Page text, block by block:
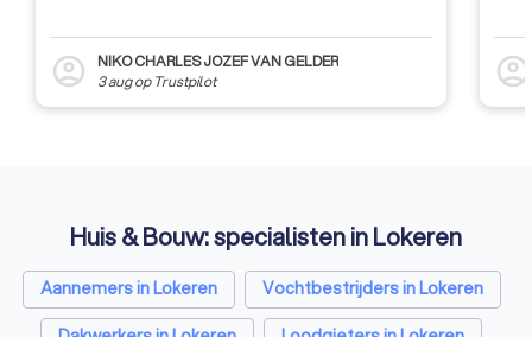
account_circle
NIKO CHARLES JOZEF VAN GELDER
3 augop Trustpilot account_circle
Huis & Bouw: specialisten in Lokeren
Aannemers in Lokeren
Vochtbestrijders in Lokeren